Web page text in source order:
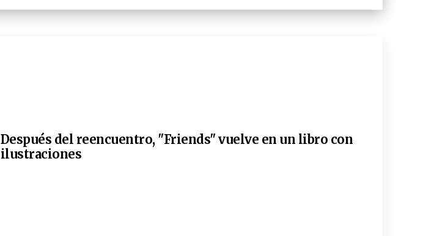
Después del reencuentro, "Friends" vuelve en un libro con
ilustraciones